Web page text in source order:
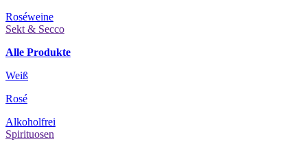
Roséweine
Sekt & Secco
Alle Produkte
Weiß
Rosé
Alkoholfrei
Spirituosen